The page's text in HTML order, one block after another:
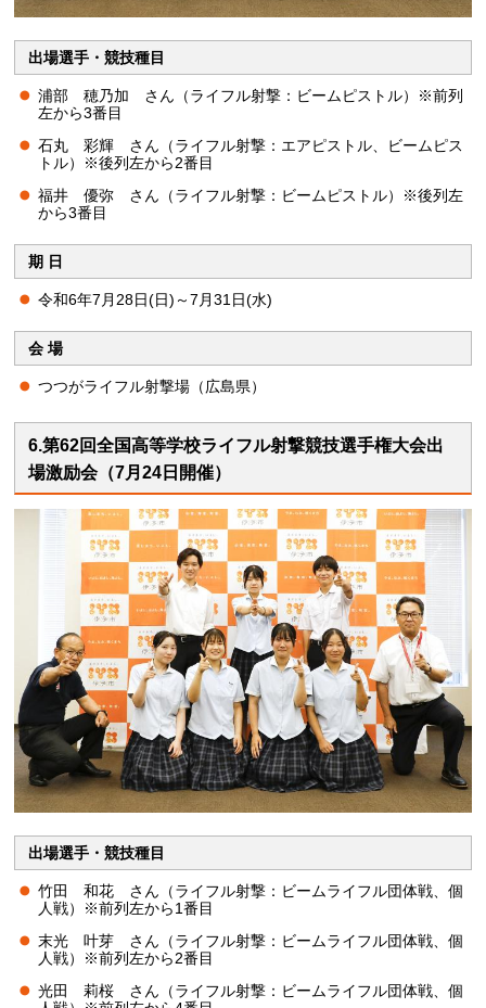
出場選手・競技種目
浦部 穂乃加 さん（ライフル射撃：ビームピストル）※前列
左から3番目
石丸 彩輝 さん（ライフル射撃：エアピストル、ビームピス
トル）※後列左から2番目
福井 優弥 さん（ライフル射撃：ビームピストル）※後列左
から3番目
期 日
令和6年7月28日(日)～7月31日(水)
会 場
つつがライフル射撃場（広島県）
6.第62回全国高等学校ライフル射撃競技選手権大会出
場激励会（7月24日開催）
出場選手・競技種目
竹田 和花 さん（ライフル射撃：ビームライフル団体戦、個
人戦）※前列左から1番目
末光 叶芽 さん（ライフル射撃：ビームライフル団体戦、個
人戦）※前列左から2番目
光田 莉桜 さん（ライフル射撃：ビームライフル団体戦、個